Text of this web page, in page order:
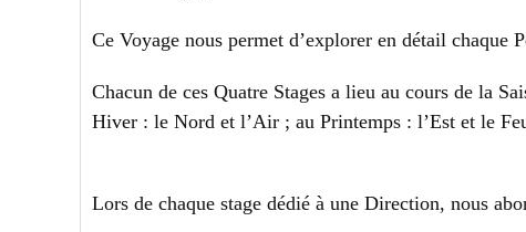
Ce Voyage nous permet d’explorer en détail
Chacun de ces Quatre Stages a lieu au cours de la
Hiver : le Nord et l’Air ; au Printemps : l’Est et le
Lors de chaque stage dédié à une Direction, nous